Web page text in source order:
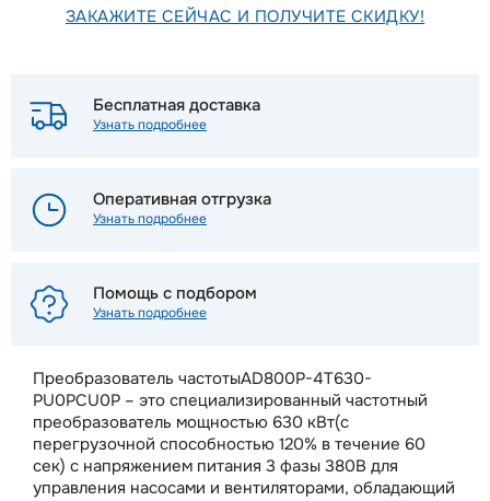
Преобразователь частотыAD800P-4T630-
PU0PCU0P – это специализированный частотный
преобразователь мощностью 630 кВт(с
перегрузочной способностью 120% в течение 60
сек) с напряжением питания 3 фазы 380В для
управления насосами и вентиляторами, обладающий
ЗАКАЖИТЕ СЕЙЧАС И ПОЛУЧИТЕ СКИДКУ!
Бесплатная доставка
Узнать подробнее
Оперативная отгрузка
Узнать подробнее
Помощь с подбором
Узнать подробнее